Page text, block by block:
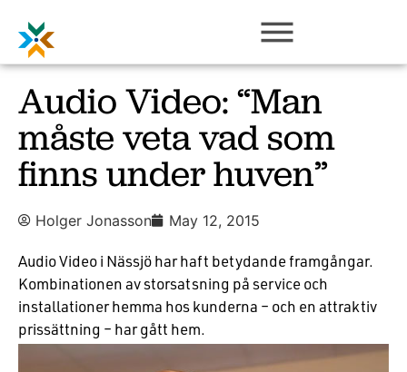
Audio Video: “Man
måste veta vad som
finns under huven”
Holger Jonasson May 12, 2015
Audio Video i Nässjö har haft betydande framgångar.
Kombinationen av storsatsning på service och
installationer hemma hos kunderna – och en attraktiv
prissättning – har gått hem.